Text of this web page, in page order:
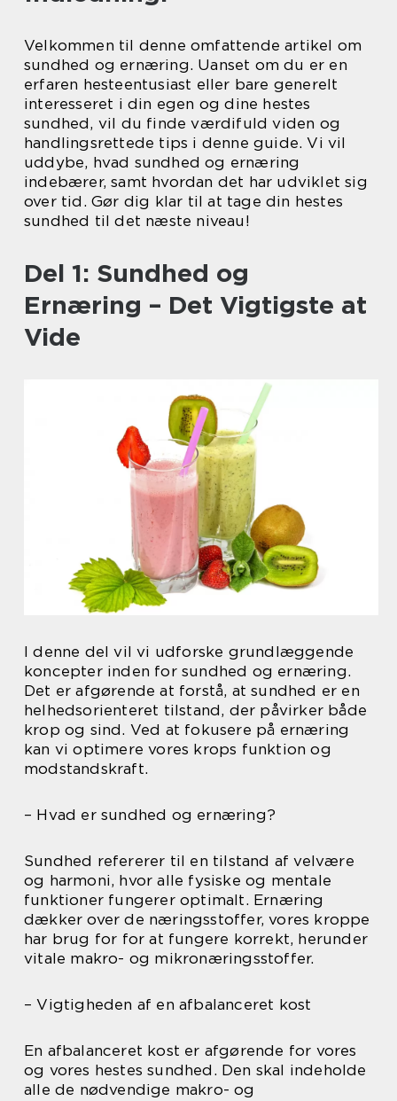
Velkommen til denne omfattende artikel om
sundhed og ernæring. Uanset om du er en
erfaren hesteentusiast eller bare generelt
interesseret i din egen og dine hestes
sundhed, vil du finde værdifuld viden og
handlingsrettede tips i denne guide. Vi vil
uddybe, hvad sundhed og ernæring
indebærer, samt hvordan det har udviklet sig
over tid. Gør dig klar til at tage din hestes
sundhed til det næste niveau!
Del 1: Sundhed og
Ernæring – Det Vigtigste at
Vide
I denne del vil vi udforske grundlæggende
koncepter inden for sundhed og ernæring.
Det er afgørende at forstå, at sundhed er en
helhedsorienteret tilstand, der påvirker både
krop og sind. Ved at fokusere på ernæring
kan vi optimere vores krops funktion og
modstandskraft.
– Hvad er sundhed og ernæring?
Sundhed refererer til en tilstand af velvære
og harmoni, hvor alle fysiske og mentale
funktioner fungerer optimalt. Ernæring
dækker over de næringsstoffer, vores kroppe
har brug for for at fungere korrekt, herunder
vitale makro- og mikronæringsstoffer.
– Vigtigheden af en afbalanceret kost
En afbalanceret kost er afgørende for vores
og vores hestes sundhed. Den skal indeholde
alle de nødvendige makro- og